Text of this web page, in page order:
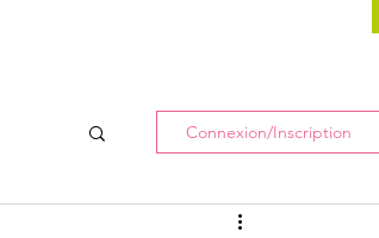
Notre projet
Connexion/Inscription